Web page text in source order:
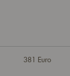
381 Euro